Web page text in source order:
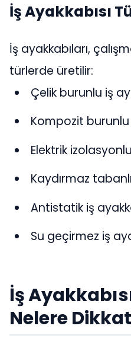
İş Ayakkabısı
İş ayakkabıları,
türlerde üretilir:
Çelik burunlu iş
Kompozit burunlu
Elektrik
Kaydırmaz
Antistatik iş
Su geçirmez iş
İş
Nelere